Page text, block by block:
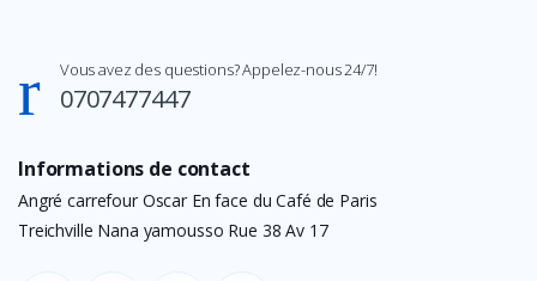
Vous avez des questions? Appelez-nous 24/7!
0707477447
Informations de contact
Angré carrefour Oscar En face du Café de Paris
Treichville Nana yamousso Rue 38 Av 17